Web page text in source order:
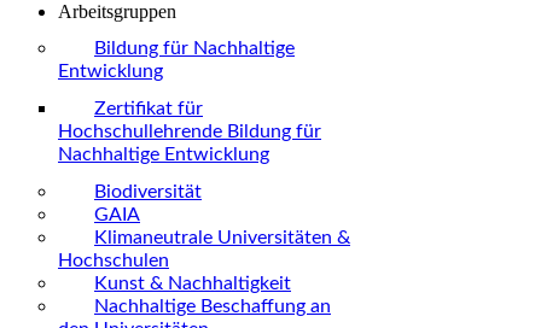
Arbeitsgruppen
Bildung für Nachhaltige
Entwicklung
Zertifikat für
Hochschullehrende Bildung für
Nachhaltige Entwicklung
Biodiversität
GAIA
Klimaneutrale Universitäten &
Hochschulen
Kunst & Nachhaltigkeit
Nachhaltige Beschaffung an